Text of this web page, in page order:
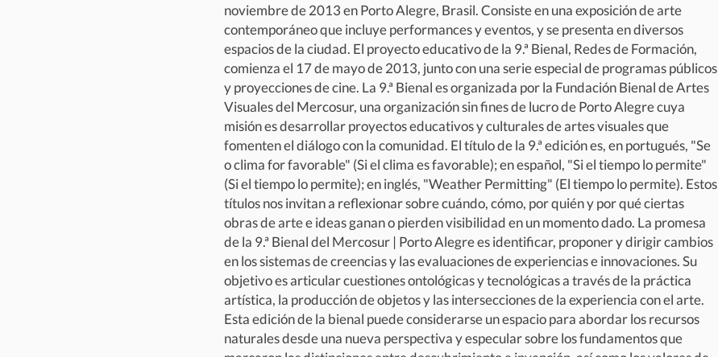
noviembre de 2013 en Porto Alegre, Brasil. Consiste en una exposición de arte
contemporáneo que incluye performances y eventos, y se presenta en diversos
espacios de la ciudad. El proyecto educativo de la 9.ª Bienal, Redes de Formación,
comienza el 17 de mayo de 2013, junto con una serie especial de programas públicos
y proyecciones de cine. La 9.ª Bienal es organizada por la Fundación Bienal de Artes
Visuales del Mercosur, una organización sin fines de lucro de Porto Alegre cuya
misión es desarrollar proyectos educativos y culturales de artes visuales que
fomenten el diálogo con la comunidad. El título de la 9.ª edición es, en portugués, "Se
o clima for favorable" (Si el clima es favorable); en español, "Si el tiempo lo permite"
(Si el tiempo lo permite); en inglés, "Weather Permitting" (El tiempo lo permite). Estos
títulos nos invitan a reflexionar sobre cuándo, cómo, por quién y por qué ciertas
obras de arte e ideas ganan o pierden visibilidad en un momento dado. La promesa
de la 9.ª Bienal del Mercosur | Porto Alegre es identificar, proponer y dirigir cambios
en los sistemas de creencias y las evaluaciones de experiencias e innovaciones. Su
objetivo es articular cuestiones ontológicas y tecnológicas a través de la práctica
artística, la producción de objetos y las intersecciones de la experiencia con el arte.
Esta edición de la bienal puede considerarse un espacio para abordar los recursos
naturales desde una nueva perspectiva y especular sobre los fundamentos que